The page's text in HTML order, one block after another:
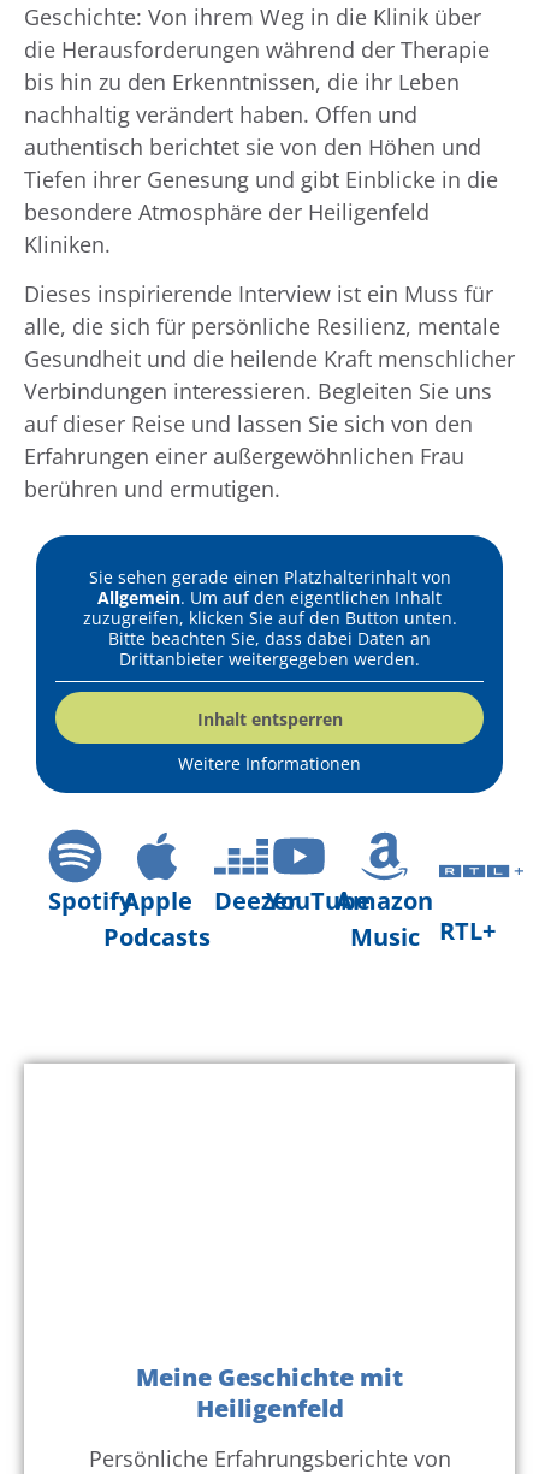
Geschichte: Von ihrem Weg in die Klinik über
die Herausforderungen während der Therapie
bis hin zu den Erkenntnissen, die ihr Leben
nachhaltig verändert haben. Offen und
authentisch berichtet sie von den Höhen und
Tiefen ihrer Genesung und gibt Einblicke in die
besondere Atmosphäre der Heiligenfeld
Kliniken.
Dieses inspirierende Interview ist ein Muss für
alle, die sich für persönliche Resilienz, mentale
Gesundheit und die heilende Kraft menschlicher
Verbindungen interessieren. Begleiten Sie uns
auf dieser Reise und lassen Sie sich von den
Erfahrungen einer außergewöhnlichen Frau
berühren und ermutigen.
Sie sehen gerade einen Platzhalterinhalt von
Allgemein. Um auf den eigentlichen Inhalt
zuzugreifen, klicken Sie auf den Button unten.
Bitte beachten Sie, dass dabei Daten an
Drittanbieter weitergegeben werden.
Inhalt entsperren
Weitere Informationen
SpotifyApple
Podcasts
DeezerYouTubeAmazon
Music
RTL+
Meine Geschichte mit
Heiligenfeld
Persönliche Erfahrungsberichte von